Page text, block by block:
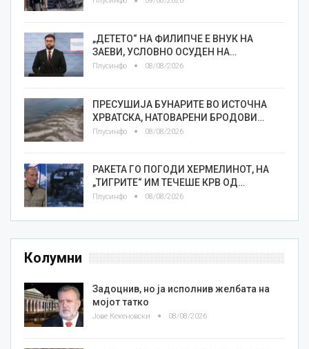
„ДЕТЕТО“ НА ФИЛИПЧЕ Е ВНУК НА
ЗАЕВИ, УСЛОВНО ОСУДЕН НА…
Плусинфо 08/08/2026
ПРЕСУШИЈА БУНАРИТЕ ВО ИСТОЧНА
ХРВАТСКА, НАТОВАРЕНИ БРОДОВИ…
Плусинфо 08/08/2026
РАКЕТА ГО ПОГОДИ ХЕРМЕЛИНОТ, НА
„ТИГРИТЕ“ ИМ ТЕЧЕШЕ КРВ ОД…
Плусинфо 08/08/2026
Колумни
Задоцнив, но ја исполнив желбата на
мојот татко
Јове Кекеновски 08/08/2026